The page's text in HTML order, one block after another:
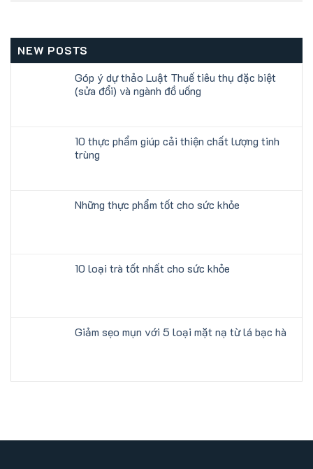
NEW POSTS
Góp ý dự thảo Luật Thuế tiêu thụ đặc biệt
(sửa đổi) và ngành đồ uống
10 thực phẩm giúp cải thiện chất lượng tinh
trùng
Những thực phẩm tốt cho sức khỏe
10 loại trà tốt nhất cho sức khỏe
Giảm sẹo mụn với 5 loại mặt nạ từ lá bạc hà